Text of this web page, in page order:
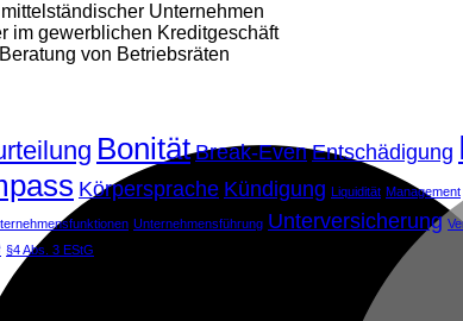
Unternehmen
im gewerblichen Kreditgeschäft
von Betriebsräten
Bonität Break-Even Entschädigung
Körpersprache Kündigung Liquidität Management
Unternehmensführung Unterversicherung
§4 Abs. 3 EStG